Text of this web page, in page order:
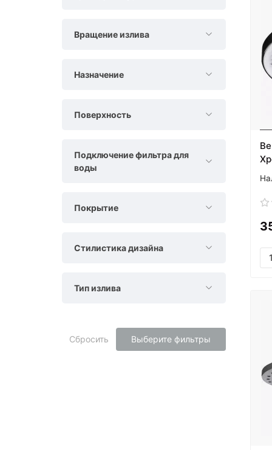
Вращение излива
Назначение
Поверхность
Подключение фильтра для
воды
Покрытие
Стилистика дизайна
Тип излива
Сбросить Выберите фильтры